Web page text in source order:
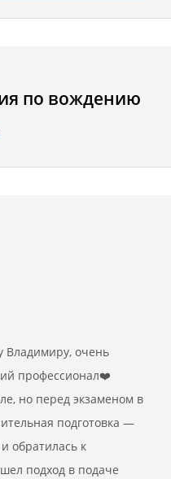
по вождению
Владимиру, очень
профессионал❤️
но перед экзаменом в
подготовка —
обратилась к
подход в подаче